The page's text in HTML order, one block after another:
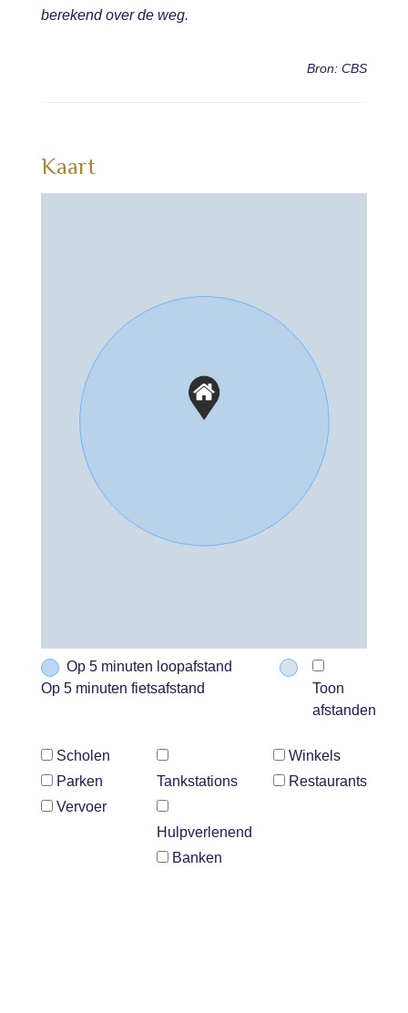
berekend over de weg.
Bron: CBS
Kaart
Op 5 minuten loopafstand
Op 5 minuten fietsafstand
Toon
afstanden
Scholen
Parken
Vervoer
Tankstations
Hulpverlenend
Banken
Winkels
Restaurants